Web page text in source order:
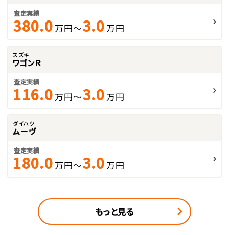
査定実績
380.0 万円～3.0 万円
スズキ
ワゴンＲ
査定実績
116.0 万円～3.0 万円
ダイハツ
ムーヴ
査定実績
180.0 万円～3.0 万円
もっと見る